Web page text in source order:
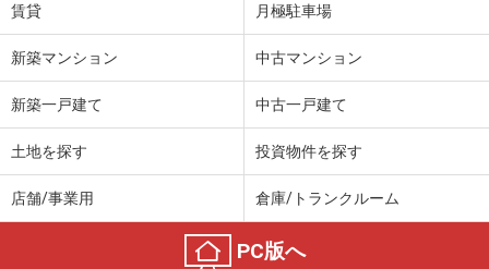
賃貸 月極駐車場
新築マンション 中古マンション
新築一戸建て 中古一戸建て
土地を探す 投資物件を探す
店舗/事業用 倉庫/トランクルーム
PC版へ